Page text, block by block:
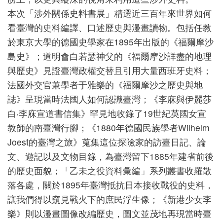
圓
夢
計
畫
網
站
導
覽
友
善
措
施
本次「涉外關係史料書展」精選近三百年來世界如何
看臺灣的史料編譯、口述歷史與漫畫讀物。包括任教
於東京大學的德國史學家在1895年出版的《福爾摩沙
島史》；道明會白若瑟神父的《福爾摩沙詳盡的地理
與歷史》見證臺灣政權交替且引用大量西班牙史料；
法國外交官兼學者于雅樂的《福爾摩沙之歷史與地
誌》呈現當時法國人如何認識臺灣；《李庥與伊麗莎
白‧李庥宣道書信集》罕見地收錄了19世紀英國女宣
教師的南臺灣行腳；《1880年德國民族學者Wilhelm
Joest的臺灣之旅》蒐集這位探險家的訪臺日記、論
文、遊記以及文物目錄，為臺灣留下1885年建省前後
的歷史面貌；「乙未之役資料彙編」系列叢書收羅散
落各處，關於1895年臺灣抵抗日本接收戰役的史料，
讓我們得以窺見戰火下的庶民浮生像；《新港少女李
樂》則以漫畫圖像改編歷史，圖文並茂地再現當時臺